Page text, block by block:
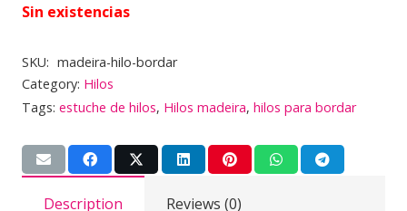
Sin existencias
SKU: madeira-hilo-bordar
Category: Hilos
Tags: estuche de hilos, Hilos madeira, hilos para bordar
Description Reviews (0)